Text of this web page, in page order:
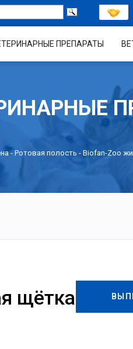
ПРЕПАРАТЫ
- Ротовая полость - Biofan-Zoo
щётка